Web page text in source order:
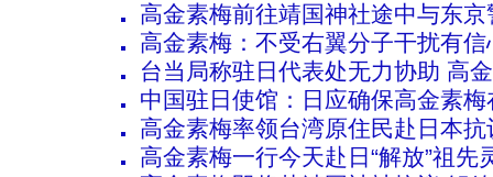
高金素梅前往靖国神社途中与东
高金素梅：不受右翼分子干扰有
台当局称驻日代表处无力协助 高
中国驻日使馆：日应确保高金素
高金素梅率领台湾原住民赴日本
高金素梅一行今天赴日“解放”祖先